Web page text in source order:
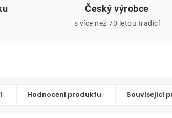
Český výrobce
s více než 70 letou tradicí
Hodnocení produktu Související